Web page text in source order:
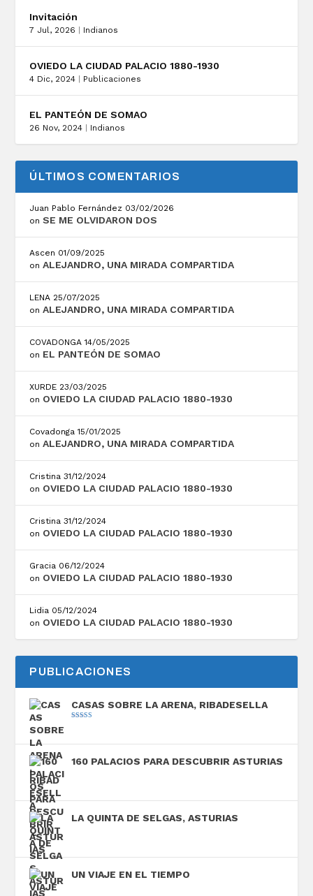
Invitación
7 Jul, 2026 Indianos
OVIEDO LA CIUDAD PALACIO 1880-1930
4 Dic, 2024 Publicaciones
EL PANTEÓN DE SOMAO
26 Nov, 2024 Indianos
ÚLTIMOS COMENTARIOS
Juan Pablo Fernández 03/02/2026
onSE ME OLVIDARON DOS
Ascen 01/09/2025
onALEJANDRO, UNA MIRADA COMPARTIDA
LENA 25/07/2025
onALEJANDRO, UNA MIRADA COMPARTIDA
COVADONGA 14/05/2025
on EL PANTEÓN DE SOMAO
XURDE 23/03/2025
on OVIEDO LA CIUDAD PALACIO 1880-1930
Covadonga 15/01/2025
onALEJANDRO, UNA MIRADA COMPARTIDA
Cristina 31/12/2024
on OVIEDO LA CIUDAD PALACIO 1880-1930
Cristina 31/12/2024
on OVIEDO LA CIUDAD PALACIO 1880-1930
Gracia 06/12/2024
on OVIEDO LA CIUDAD PALACIO 1880-1930
Lidia 05/12/2024
on OVIEDO LA CIUDAD PALACIO 1880-1930
PUBLICACIONES
CASAS SOBRE LA ARENA, RIBADESELLA
160 PALACIOS PARA DESCUBRIR ASTURIAS
LA QUINTA DE SELGAS, ASTURIAS
UN VIAJE EN EL TIEMPO